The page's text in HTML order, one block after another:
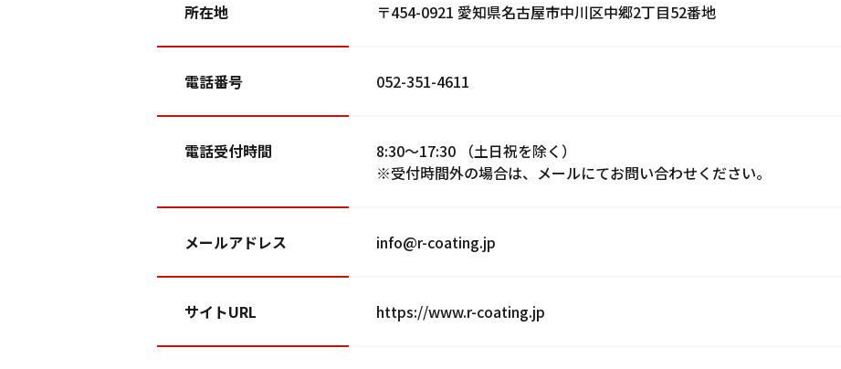
所在地 〒454-0921 愛知県名古屋市中川区中郷2丁目52番地
電話番号 052-351-4611
電話受付時間
8:30〜17:30 （土日祝を除く）
※受付時間外の場合は、メールにてお問い合わせください。
メールアドレス info@r-coating.jp
サイトURL https://www.r-coating.jp